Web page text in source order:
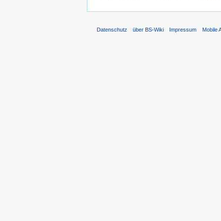
Datenschutz über BS-Wiki Impressum Mobile